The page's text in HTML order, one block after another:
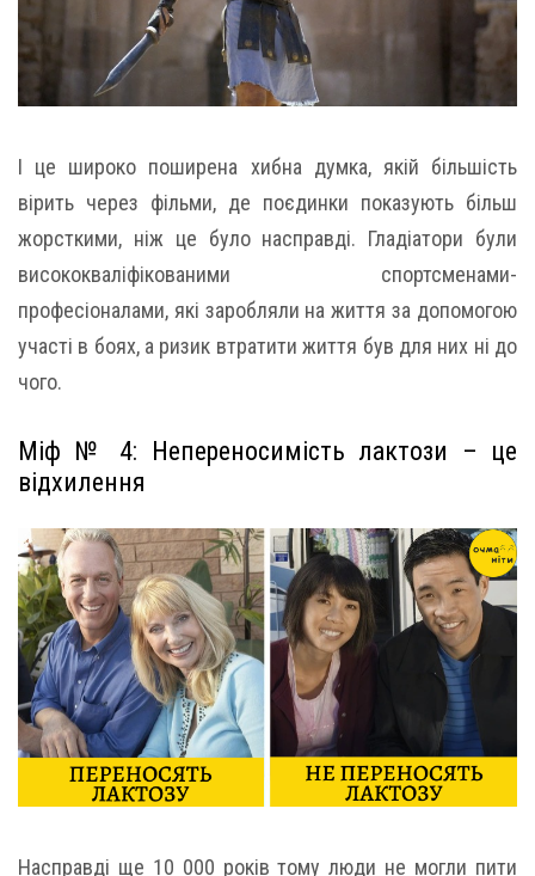
І це широко поширена хибна думка, якій більшість
вірить через фільми, де поєдинки показують більш
жорсткими, ніж це було насправді. Гладіатори були
висококваліфікованими спортсменами-
професіоналами, які заробляли на життя за допомогою
участі в боях, а ризик втратити життя був для них ні до
чого.
Міф № 4: Непереносимість лактози – це
відхилення
Насправді ще 10 000 років тому люди не могли пити